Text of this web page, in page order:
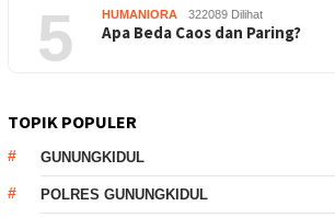
5 HUMANIORA 322089 Dilihat
Apa Beda Caos dan Paring?
TOPIK POPULER
GUNUNGKIDUL
POLRES GUNUNGKIDUL